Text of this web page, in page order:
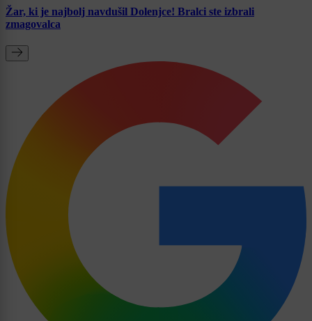
Žar, ki je najbolj navdušil Dolenjce! Bralci ste izbrali
zmagovalca